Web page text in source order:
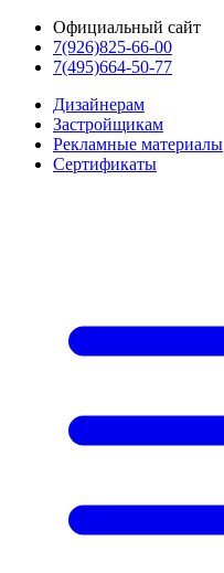
Официальный сайт
7(926)825-66-00
7(495)664-50-77
Дизайнерам
Застройщикам
Рекламные материалы
Сертификаты